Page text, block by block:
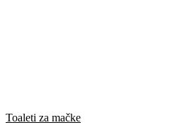
Toaleti za mačke